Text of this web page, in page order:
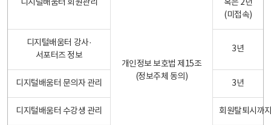
디지털배움터 회원관리
개인정보 보호법 제15조
(정보주체 동의)
혹은 2년
(미접속)
디지털배움터 강사·
서포터즈 정보
3년
디지털배움터 문의자 관리 3년
디지털배움터 수강생 관리 회원탈퇴시까